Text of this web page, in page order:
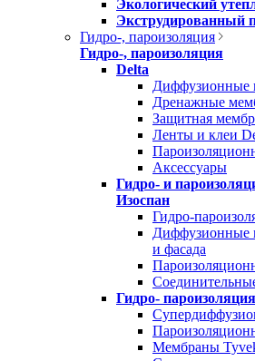
Экологический
Экструдированный
Гидро-, пароизоляция
Гидро-, пароизоляция
Delta
Диффузионные
Дренажные
Защитная
Ленты и клеи
Аксессуары
Гидро- и
Изоспан
Гидро-
Диффузионные
и фасада
Гидро-
Мембраны